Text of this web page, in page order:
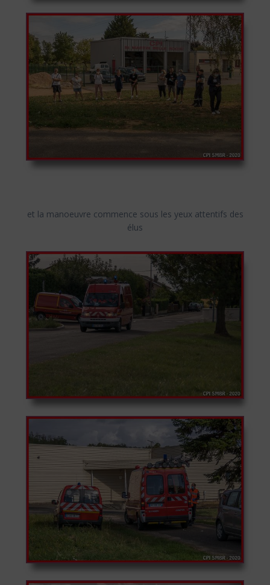
et la manoeuvre commence sous les yeux attentifs des
élus